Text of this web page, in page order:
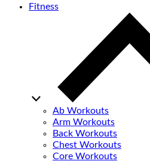
Fitness
Ab Workouts
Arm Workouts
Back Workouts
Chest Workouts
Core Workouts